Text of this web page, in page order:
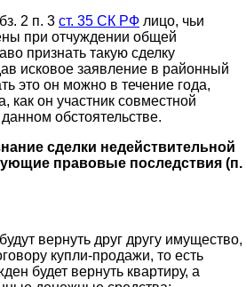
2 п. 3 ст. 35 СК РФ лицо, чьи
при отчуждении общей
признать такую сделку
исковое заявление в районный
это он можно в течение года,
как он участник совместной
обстоятельстве.
сделки недействительной
правовые последствия (п.
вернуть друг другу имущество,
купли-продажи, то есть
будет вернуть квартиру, а